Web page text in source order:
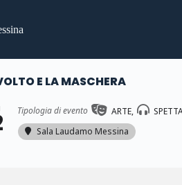
E LA MASCHERA
Tipologia di evento ARTE,
Sala Laudamo Messina